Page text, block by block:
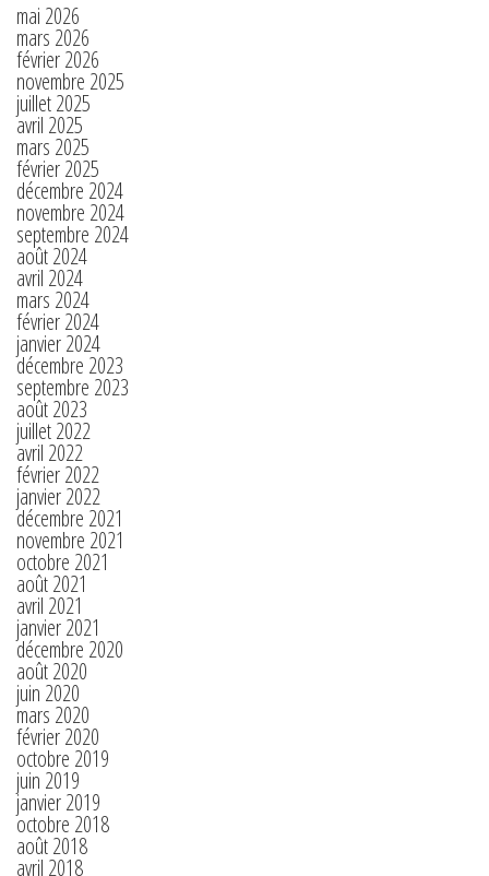
mai 2026
mars 2026
février 2026
novembre 2025
juillet 2025
avril 2025
mars 2025
février 2025
décembre 2024
novembre 2024
septembre 2024
août 2024
avril 2024
mars 2024
février 2024
janvier 2024
décembre 2023
septembre 2023
août 2023
juillet 2022
avril 2022
février 2022
janvier 2022
décembre 2021
novembre 2021
octobre 2021
août 2021
avril 2021
janvier 2021
décembre 2020
août 2020
juin 2020
mars 2020
février 2020
octobre 2019
juin 2019
janvier 2019
octobre 2018
août 2018
avril 2018